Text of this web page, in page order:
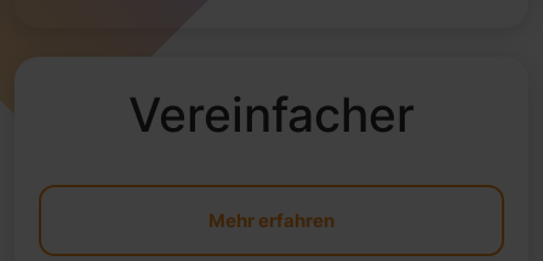
Vereinfacher
Mehr erfahren